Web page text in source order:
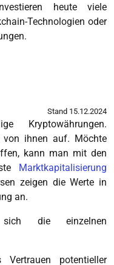
heute viele
Technologien oder
Stand 15.12.2024
Kryptowährungen.
ihnen auf. Möchte
kann man mit den
Marktkapitalisierung
zeigen die Werte in
an.
die einzelnen
Vertrauen potentieller